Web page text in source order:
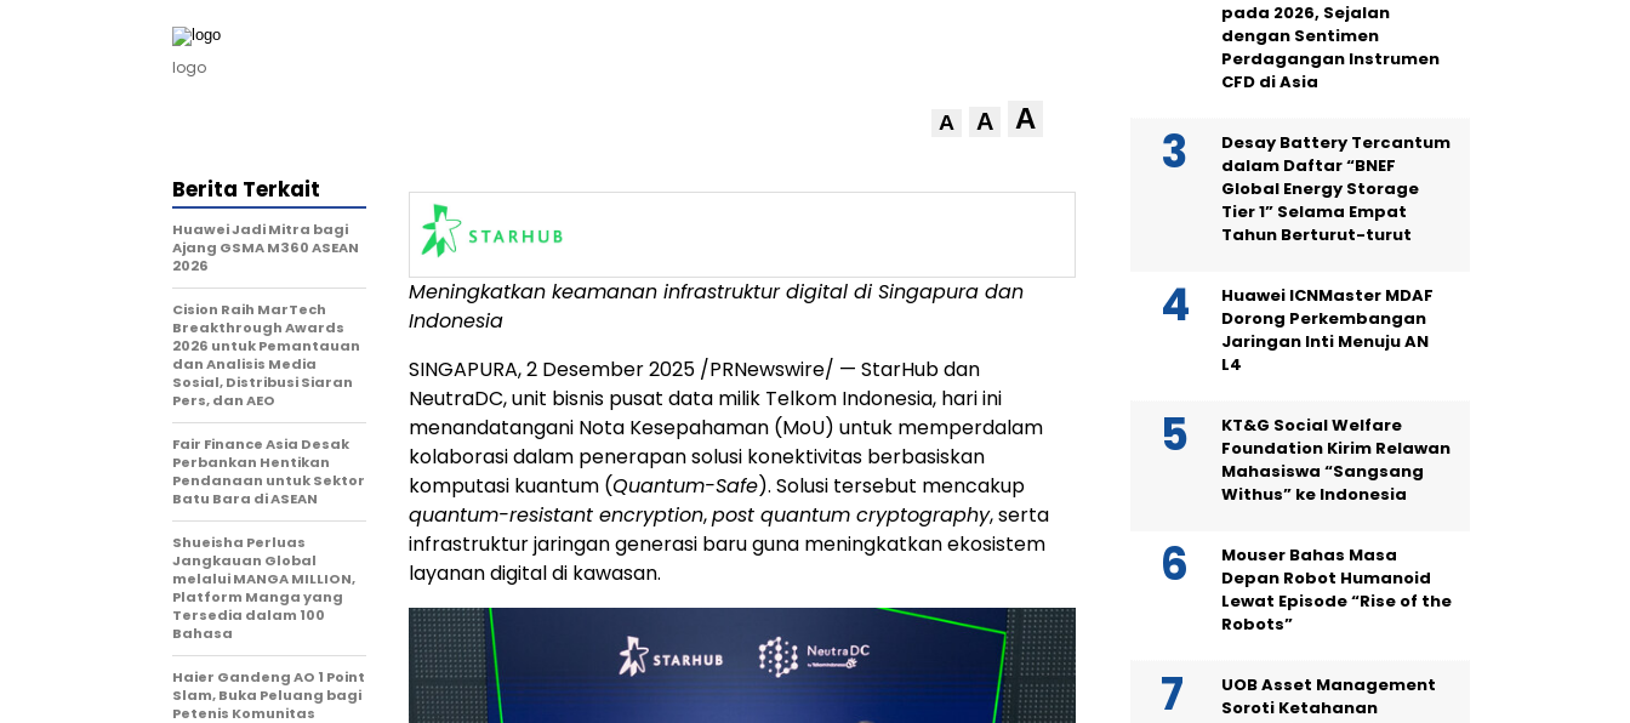
logo
A A A
Meningkatkan keamanan infrastruktur digital di Singapura dan
Indonesia
SINGAPURA, 2 Desember 2025 /PRNewswire/ — StarHub dan
NeutraDC, unit bisnis pusat data milik Telkom Indonesia, hari ini
menandatangani Nota Kesepahaman (MoU) untuk memperdalam
kolaborasi dalam penerapan solusi konektivitas berbasiskan
komputasi kuantum (Quantum-Safe). Solusi tersebut mencakup
quantum-resistant encryption,post quantum cryptography, serta
infrastruktur jaringan generasi baru guna meningkatkan ekosistem
layanan digital di kawasan.
Berita Terkait
Huawei Jadi Mitra bagi
Ajang GSMA M360 ASEAN
2026
Cision Raih MarTech
Breakthrough Awards
2026 untuk Pemantauan
dan Analisis Media
Sosial, Distribusi Siaran
Pers, dan AEO
Fair Finance Asia Desak
Perbankan Hentikan
Pendanaan untuk Sektor
Batu Bara di ASEAN
Shueisha Perluas
Jangkauan Global
melalui MANGA MILLION,
Platform Manga yang
Tersedia dalam 100
Bahasa
Haier Gandeng AO 1 Point
Slam, Buka Peluang bagi
Petenis Komunitas
pada 2026, Sejalan
dengan Sentimen
Perdagangan Instrumen
CFD di Asia
Desay Battery Tercantum
dalam Daftar “BNEF
Global Energy Storage
Tier 1” Selama Empat
Tahun Berturut-turut
Huawei ICNMaster MDAF
Dorong Perkembangan
Jaringan Inti Menuju AN
L4
KT&G Social Welfare
Foundation Kirim Relawan
Mahasiswa “Sangsang
Withus” ke Indonesia
Mouser Bahas Masa
Depan Robot Humanoid
Lewat Episode “Rise of the
Robots”
UOB Asset Management
Soroti Ketahanan